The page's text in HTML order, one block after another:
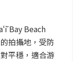
Bay Beach
拍攝地，受防
平穩，適合游